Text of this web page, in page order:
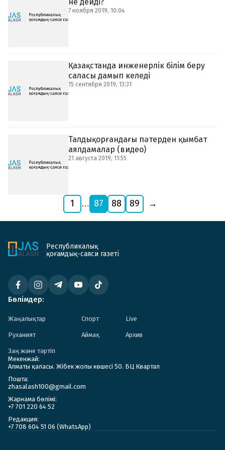
7 ноября 2019, 10:04
15 сентября 2019, 13:31
Қазақстанда инженерлік білім беру
саласы дамып келеді
21 августа 2019, 11:55
Талдықорғандағы пәтерден қымбат
аялдамалар (видео)
1 … 87 88 89 →
Республикалық
қоғамдық-саяси газеті
Бөлімдер:
Жаңалықтар Спорт Live
Руханият Аймақ Архив
Заң және тәртіп
Мекенжай:
Алматы қаласы. Жібек жолы көшесі 50. БЦ Квартал
Пошта:
zhasalash100@gmail.com
Жарнама бөлімі:
+7 701 220 64 52
Редакция:
+7 708 604 51 06 (WhatsApp)